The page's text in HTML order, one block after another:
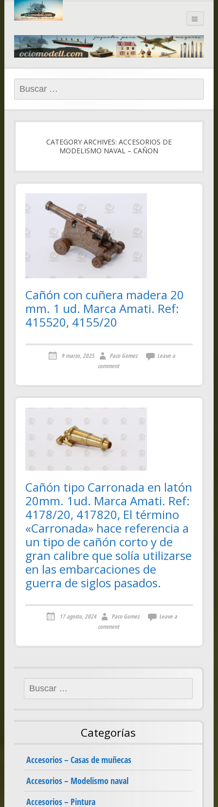
ociomodell.com
Buscar:
CATEGORY ARCHIVES: ACCESORIOS DE
MODELISMO NAVAL – CAÑON
Cañón con cuñera madera 20
mm. 1 ud. Marca Amati. Ref:
415520, 4155/20
9 marzo, 2025 Paco Gomez
Leave a
comment
Cañón tipo Carronada en latón
20mm. 1ud. Marca Amati. Ref:
4178/20, 417820, El término
«Carronada» hace referencia a
un tipo de cañón corto y de
gran calibre que solía utilizarse
en las embarcaciones de
guerra de siglos pasados.
17 agosto, 2024 Paco Gomez
Leave a
comment
Buscar:
Categorías
Accesorios – Casas de muñecas
Accesorios – Modelismo naval
Accesorios – Pintura